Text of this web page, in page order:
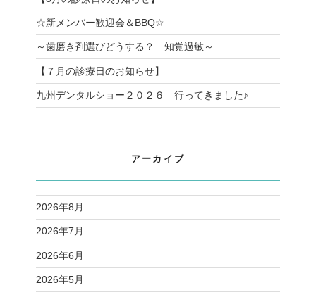
☆新メンバー歓迎会＆BBQ☆
～歯磨き剤選びどうする？ 知覚過敏～
【７月の診療日のお知らせ】
九州デンタルショー２０２６ 行ってきました♪
アーカイブ
2026年8月
2026年7月
2026年6月
2026年5月